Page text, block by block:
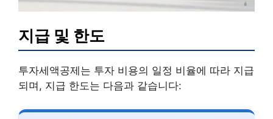
지급 및 한도
투자세액공제는 투자 비용의 일정 비율에 따라 지급
되며, 지급 한도는 다음과 같습니다: